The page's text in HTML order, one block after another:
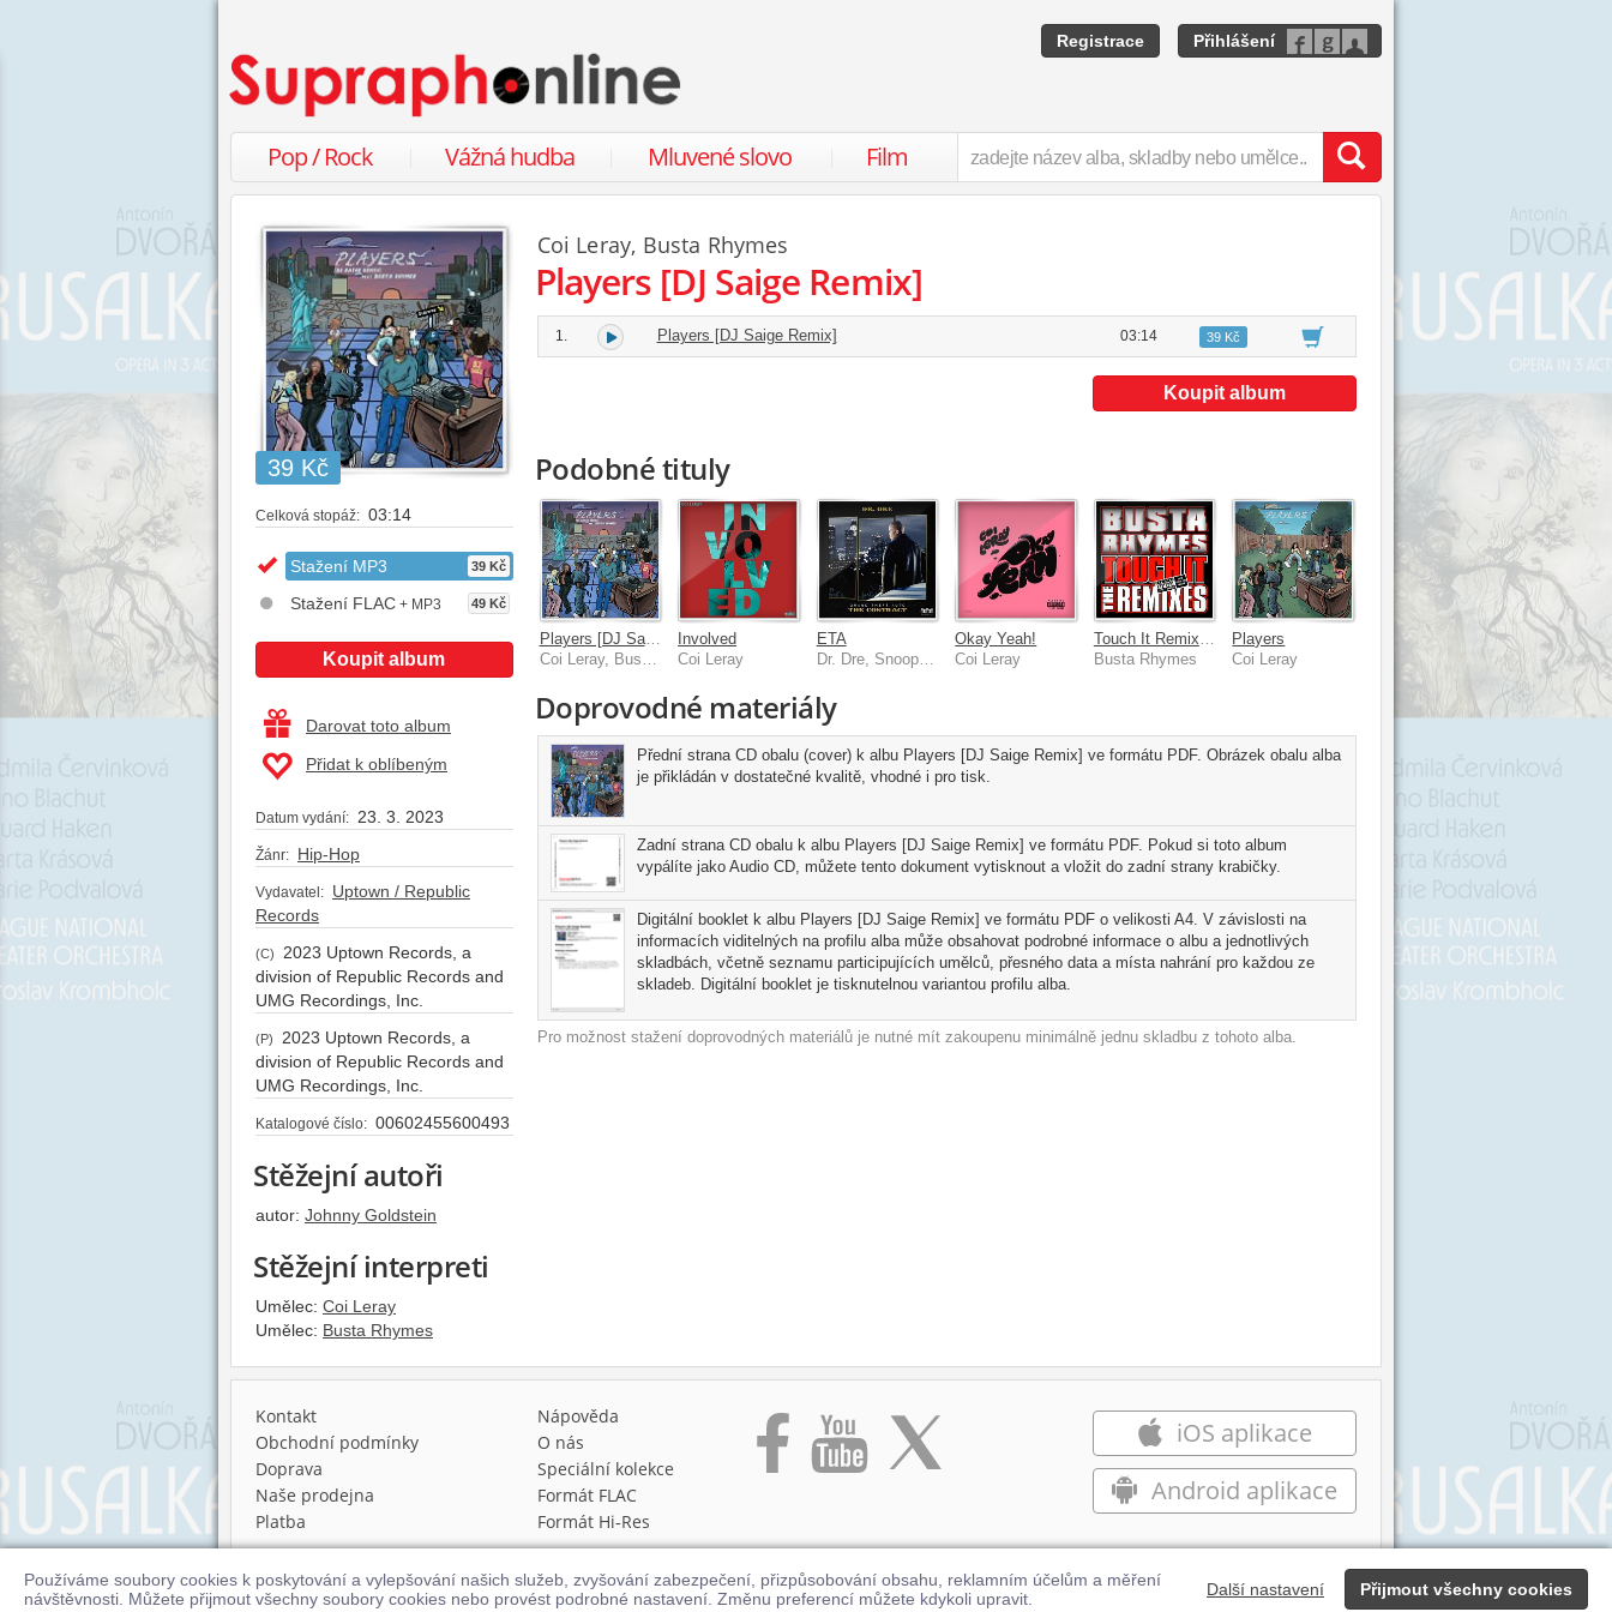
Další nastavení Přijmout všechny cookies
Používáme soubory cookies k poskytování a vylepšování našich služeb, zvyšování zabezpečení, přizpůsobování obsahu, reklamním účelům a měření
návštěvnosti. Můžete přijmout všechny soubory cookies nebo provést podrobné nastavení. Změnu preferencí můžete kdykoli upravit.
Registrace Přihlášení
Pop / Rock Vážná hudba Mluvené slovo Film
39 Kč
Celková stopáž: 03:14
Stažení MP3 39 Kč
Stažení FLAC + MP3 49 Kč
Koupit album
Darovat toto album
Přidat k oblíbeným
Datum vydání: 23. 3. 2023
Žánr: Hip-Hop
Vydavatel: Uptown / Republic
Records
(C)
2023 Uptown Records, a
division of Republic Records and
UMG Recordings, Inc.
(P)
2023 Uptown Records, a
division of Republic Records and
UMG Recordings, Inc.
Katalogové číslo: 00602455600493
Stěžejní autoři
autor: Johnny Goldstein
Stěžejní interpreti
Umělec: Coi Leray
Umělec: Busta Rhymes
Coi Leray, Busta Rhymes
Players [DJ Saige Remix]
1. Players [DJ Saige Remix] 03:14 39 Kč
Koupit album
Podobné tituly
Players [DJ Saige Remix]
Involved
Coi Leray
ETA
Dr. Dre, Snoop Dogg, Busta Rhymes, Anderson .Paak
Okay Yeah!
Coi Leray
Busta Rhymes
Players
Coi Leray
Doprovodné materiály
Přední strana CD obalu (cover) k albu Players [DJ Saige Remix] ve formátu PDF. Obrázek obalu alba
je přikládán v dostatečné kvalitě, vhodné i pro tisk.
Zadní strana CD obalu k albu Players [DJ Saige Remix] ve formátu PDF. Pokud si toto album
vypálíte jako Audio CD, můžete tento dokument vytisknout a vložit do zadní strany krabičky.
Digitální booklet k albu Players [DJ Saige Remix] ve formátu PDF o velikosti A4. V závislosti na
informacích viditelných na profilu alba může obsahovat podrobné informace o albu a jednotlivých
skladbách, včetně seznamu participujících umělců, přesného data a místa nahrání pro každou ze
skladeb. Digitální booklet je tisknutelnou variantou profilu alba.
Pro možnost stažení doprovodných materiálů je nutné mít zakoupenu minimálně jednu skladbu z tohoto alba.
Kontakt
Obchodní podmínky
Doprava
Naše prodejna
Platba
Nápověda
O nás
Speciální kolekce
Formát FLAC
Formát Hi‑Res
iOS aplikace
Android aplikace
© 2026 Supraphonline.cz